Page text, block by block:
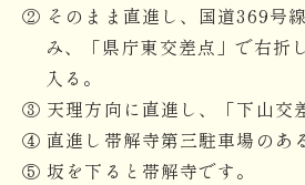
② そのまま直進し、国道369号
み、「県庁東交差点」で右折
入る。
③ 天理方向に直進し、「下山交
④ 直進し帯解寺第三駐車場のあ
⑤ 坂を下ると帯解寺です。